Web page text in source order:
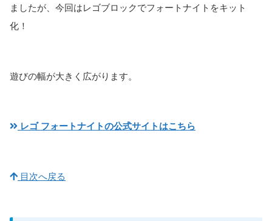
ましたが、今回はレゴブロックでフォートナイトをキット
化！
遊びの幅が大きく広がります。
レゴ フォートナイトの公式サイトはこちら
目次へ戻る